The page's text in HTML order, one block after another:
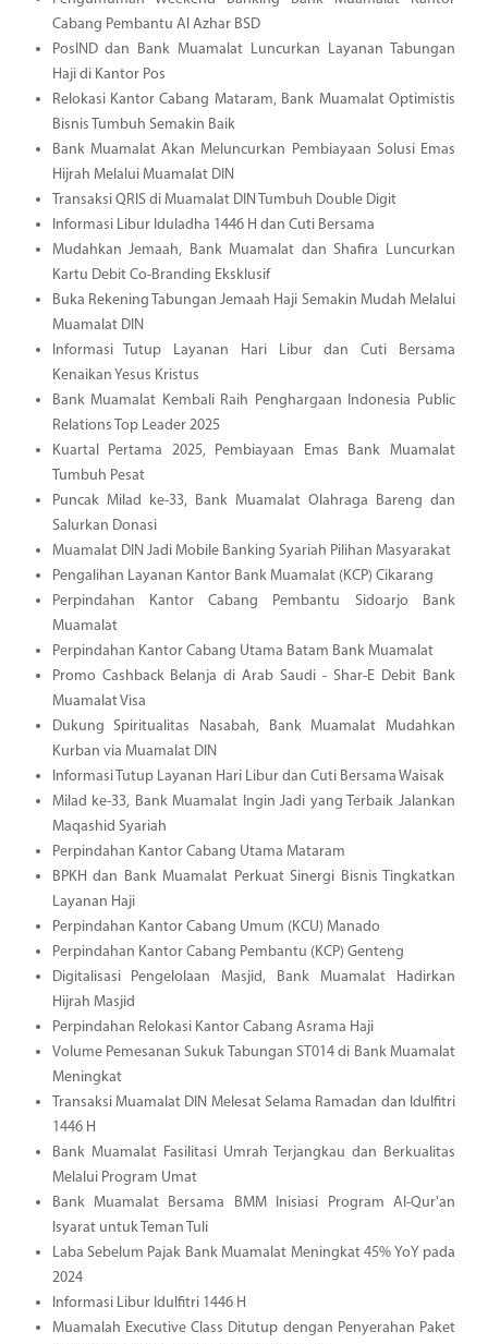
Cabang Pembantu Al Azhar BSD
PosIND dan Bank Muamalat Luncurkan Layanan Tabungan
Haji di Kantor Pos
Relokasi Kantor Cabang Mataram, Bank Muamalat Optimistis
Bisnis Tumbuh Semakin Baik
Bank Muamalat Akan Meluncurkan Pembiayaan Solusi Emas
Hijrah Melalui Muamalat DIN
Transaksi QRIS di Muamalat DIN Tumbuh Double Digit
Informasi Libur Iduladha 1446 H dan Cuti Bersama
Mudahkan Jemaah, Bank Muamalat dan Shafira Luncurkan
Kartu Debit Co-Branding Eksklusif
Buka Rekening Tabungan Jemaah Haji Semakin Mudah Melalui
Muamalat DIN
Informasi Tutup Layanan Hari Libur dan Cuti Bersama
Kenaikan Yesus Kristus
Bank Muamalat Kembali Raih Penghargaan Indonesia Public
Relations Top Leader 2025
Kuartal Pertama 2025, Pembiayaan Emas Bank Muamalat
Tumbuh Pesat
Puncak Milad ke-33, Bank Muamalat Olahraga Bareng dan
Salurkan Donasi
Muamalat DIN Jadi Mobile Banking Syariah Pilihan Masyarakat
Pengalihan Layanan Kantor Bank Muamalat (KCP) Cikarang
Perpindahan Kantor Cabang Pembantu Sidoarjo Bank
Muamalat
Perpindahan Kantor Cabang Utama Batam Bank Muamalat
Promo Cashback Belanja di Arab Saudi - Shar-E Debit Bank
Muamalat Visa
Dukung Spiritualitas Nasabah, Bank Muamalat Mudahkan
Kurban via Muamalat DIN
Informasi Tutup Layanan Hari Libur dan Cuti Bersama Waisak
Milad ke-33, Bank Muamalat Ingin Jadi yang Terbaik Jalankan
Maqashid Syariah
Perpindahan Kantor Cabang Utama Mataram
BPKH dan Bank Muamalat Perkuat Sinergi Bisnis Tingkatkan
Layanan Haji
Perpindahan Kantor Cabang Umum (KCU) Manado
Perpindahan Kantor Cabang Pembantu (KCP) Genteng
Digitalisasi Pengelolaan Masjid, Bank Muamalat Hadirkan
Hijrah Masjid
Perpindahan Relokasi Kantor Cabang Asrama Haji
Volume Pemesanan Sukuk Tabungan ST014 di Bank Muamalat
Meningkat
Transaksi Muamalat DIN Melesat Selama Ramadan dan Idulfitri
1446 H
Bank Muamalat Fasilitasi Umrah Terjangkau dan Berkualitas
Melalui Program Umat
Bank Muamalat Bersama BMM Inisiasi Program Al-Qur'an
Isyarat untuk Teman Tuli
Laba Sebelum Pajak Bank Muamalat Meningkat 45% YoY pada
2024
Informasi Libur Idulfitri 1446 H
Muamalah Executive Class Ditutup dengan Penyerahan Paket